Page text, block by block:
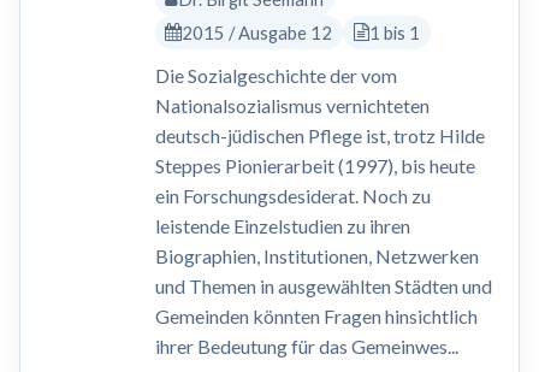
2015 / Ausgabe 12
1 bis 1
Die Sozialgeschichte der vom
Nationalsozialismus vernichteten
deutsch-jüdischen Pflege ist, trotz Hilde
Steppes Pionierarbeit (1997), bis heute
ein Forschungsdesiderat. Noch zu
leistende Einzelstudien zu ihren
Biographien, Institutionen, Netzwerken
und Themen in ausgewählten Städten und
Gemeinden könnten Fragen hinsichtlich
ihrer Bedeutung für das Gemeinwes...